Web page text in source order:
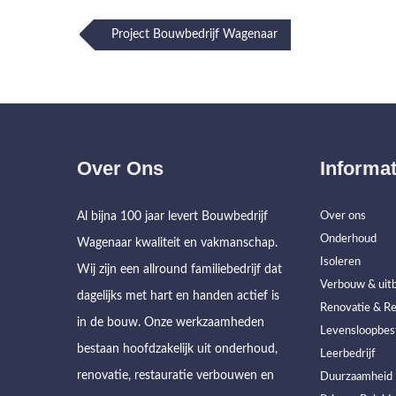
Post
navigation
Project Bouwbedrijf Wagenaar
Over Ons
Al bijna 100 jaar levert Bouwbedrijf
Wagenaar kwaliteit en vakmanschap.
Wij zijn een allround familiebedrijf dat
dagelijks met hart en handen actief is
in de bouw. Onze werkzaamheden
bestaan hoofdzakelijk uit onderhoud,
renovatie, restauratie verbouwen en
Over ons
Onderhoud
Isoleren
Verbouw &
Renovatie &
Leerbedrijf
Duurzaamheid